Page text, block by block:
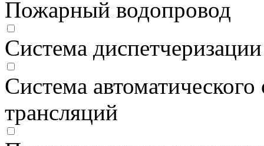
Пожарный водопровод
Система диспетчеризации
Система
трансляций